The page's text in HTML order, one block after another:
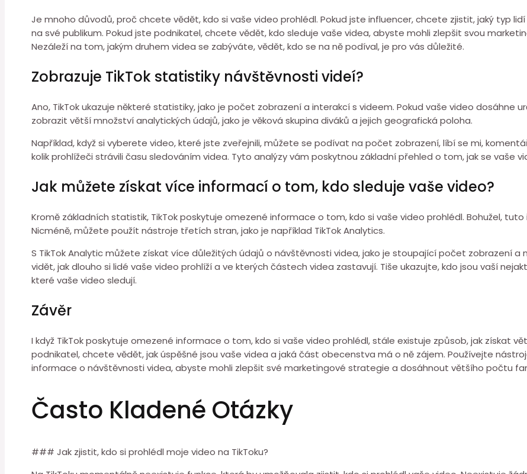
Je mnoho důvodů, proč chcete vědět, kdo si vaše video prohlédl. Pokud jste influencer, chcete zjistit, jaký typ
na své publikum. Pokud jste podnikatel, chcete vědět, kdo sleduje vaše videa, abyste mohli zlepšit svou
Nezáleží na tom, jakým druhem videa se zabýváte, vědět, kdo se na ně podíval, je pro vás důležité.
Zobrazuje TikTok statistiky návštěvnosti videí?
Ano, TikTok ukazuje některé statistiky, jako je počet zobrazení a interakcí s videem. Pokud vaše video dosáhne
zobrazit větší množství analytických údajů, jako je věková skupina diváků a jejich geografická poloha.
Například, když si vyberete video, které jste zveřejnili, můžete se podívat na počet zobrazení, líbí se mi,
kolik prohlížeči strávili času sledováním videa. Tyto analýzy vám poskytnou základní přehled o tom, jak se vaše
Jak můžete získat více informací o tom, kdo sleduje vaše video?
Kromě základních statistik, TikTok poskytuje omezené informace o tom, kdo si vaše video prohlédl. Bohužel,
Nicméně, můžete použít nástroje třetích stran, jako je například TikTok Analytics.
S TikTok Analytic můžete získat více důležitých údajů o návštěvnosti videa, jako je stoupající počet zobrazení a
vidět, jak dlouho si lidé vaše video prohlíží a ve kterých částech videa zastavují. Tiše ukazujte, kdo jsou vaší
které vaše video sledují.
Závěr
I když TikTok poskytuje omezené informace o tom, kdo si vaše video prohlédl, stále existuje způsob, jak získat
podnikatel, chcete vědět, jak úspěšné jsou vaše videa a jaká část obecenstva má o ně zájem. Používejte
informace o návštěvnosti videa, abyste mohli zlepšit své marketingové strategie a dosáhnout většího počtu
Často Kladené Otázky
### Jak zjistit, kdo si prohlédl moje video na TikToku?